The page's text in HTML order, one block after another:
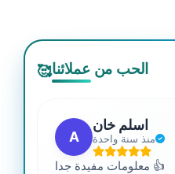
🥰الحب من عملائنا
A
اسلم خان
منذ سنة واحدة
معلومات مفيدة جدا 👍